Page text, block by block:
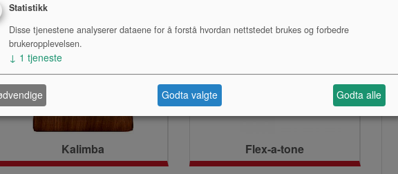
Kalimba Flex-a-tone
Statistikk
Disse tjenestene analyserer dataene for å forstå hvordan nettstedet brukes og forbedre
brukeropplevelsen.
↓ 1 tjeneste
Godta valgte Godta alle